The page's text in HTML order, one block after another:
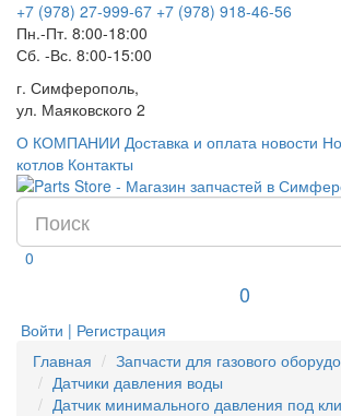
+7 (978) 27-999-67 +7 (978) 918-46-56
Пн.-Пт. 8:00-18:00
Сб. -Вс. 8:00-15:00
г. Симферополь,
ул. Маяковского 2
О КОМПАНИИ Доставка и оплата новости
котлов Контакты
0
0
Войти | Регистрация
Главная
Запчасти для газового
Датчики давления воды
Датчик минимального давления под